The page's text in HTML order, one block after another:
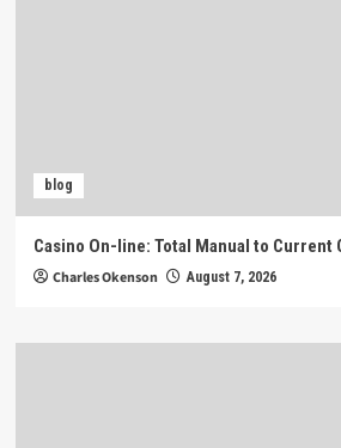
blog
Casino On-line: Total Manual to Current
Charles Okenson August 7, 2026